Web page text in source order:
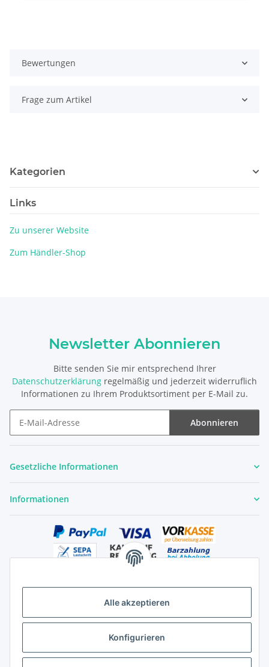
Alle akzeptieren
Konfigurieren
Bewertungen
Frage zum Artikel
Kategorien
Links
Zu unserer Website
Zum Händler-Shop
Newsletter Abonnieren
Bitte senden Sie mir entsprechend Ihrer
Datenschutzerklärung regelmäßig und jederzeit widerruflich
Informationen zu Ihrem Produktsortiment per E-Mail zu.
Abonnieren
Gesetzliche Informationen
Informationen